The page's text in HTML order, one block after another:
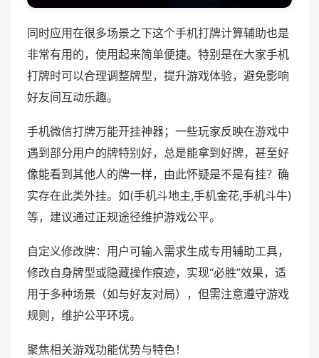
同时应用在很多场景之下这个手机打牌计算辅助也是
非常有用的，使用起来简单便捷。特别是在大家手机
打牌时可以合理调整牌型，提升游戏体验，避免影响
好友间互动乐趣。
手机微信打牌万能开挂神器；一些玩家反映在游戏中
遇到部分用户的牌特别好，总是能拿到好牌，甚至好
像能看到其他人的牌一样，由此怀疑是不是有挂？确
实存在此类外挂。如(手机斗地主,手机金花,手机斗牛)
等，建议通过正规途径维护游戏公平。
自定义修改牌：用户可输入需求生成专用辅助工具，
修改自身牌型或隐藏操作痕迹，实现“必胜”效果，适
用于多种场景（如与好友对局），但需注意遵守游戏
规则，维护公平环境。
聚焦相关游戏功能优势与特色！